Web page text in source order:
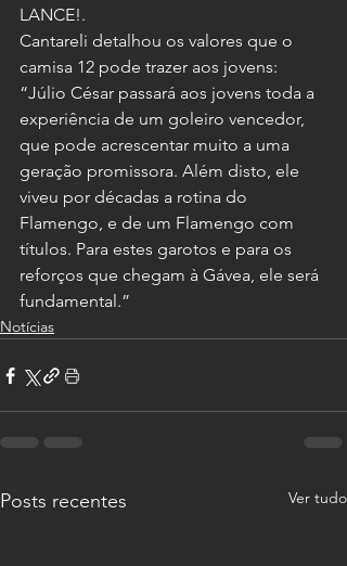
LANCE!.
Cantareli detalhou os valores que o
camisa 12 pode trazer aos jovens:
“Júlio César passará aos jovens toda a
experiência de um goleiro vencedor,
que pode acrescentar muito a uma
geração promissora. Além disto, ele
viveu por décadas a rotina do
Flamengo, e de um Flamengo com
títulos. Para estes garotos e para os
reforços que chegam à Gávea, ele será
fundamental.”
Notícias
Posts recentes Ver tudo